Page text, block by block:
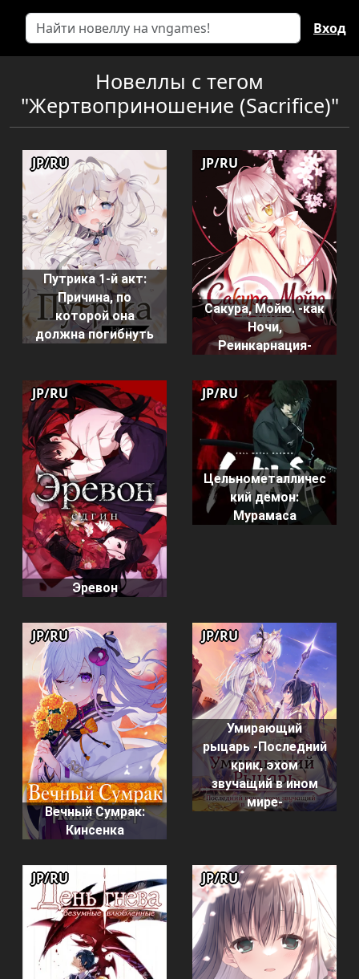
Вход
Новеллы с тегом
"Жертвоприношение (Sacrifice)"
Путрика 1-й акт:
Причина, по
которой она
должна погибнуть
JP/RU
Сакура, Мойю. -как
Ночи,
Реинкарнация-
JP/RU
Эревон
JP/RU
Цельнометалличес
кий демон:
Мурамаса
JP/RU
Вечный Сумрак:
Кинсенка
JP/RU
Умирающий
рыцарь -Последний
крик, эхом
звучащий в ином
мире-
JP/RU
JP/RU JP/RU